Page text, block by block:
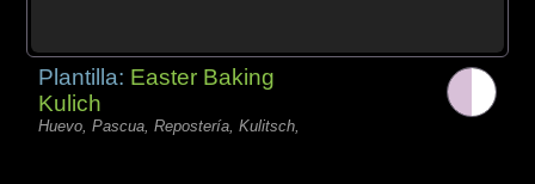
Plantilla: Easter Baking
Kulich
Huevo, Pascua, Repostería, Kulitsch,